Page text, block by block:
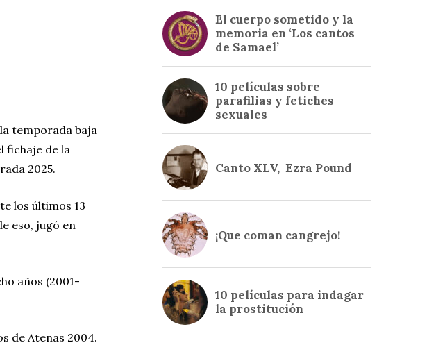
temporada baja
fichaje de la
2025.
los últimos 13
eso, jugó en
años (2001-
de Atenas 2004.